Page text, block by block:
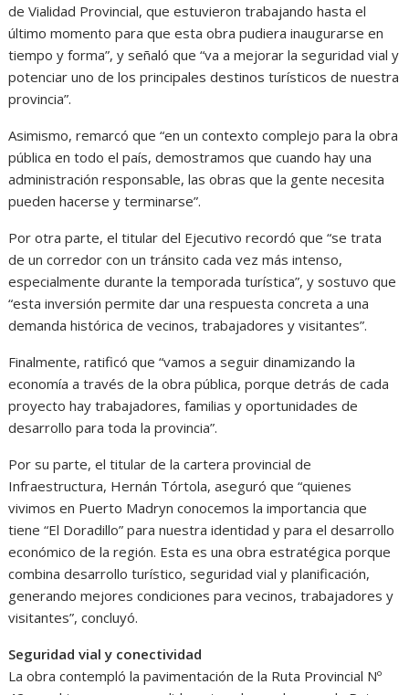
de Vialidad Provincial, que estuvieron trabajando hasta el
último momento para que esta obra pudiera inaugurarse en
tiempo y forma”, y señaló que “va a mejorar la seguridad vial y
potenciar uno de los principales destinos turísticos de nuestra
provincia”.
Asimismo, remarcó que “en un contexto complejo para la obra
pública en todo el país, demostramos que cuando hay una
administración responsable, las obras que la gente necesita
pueden hacerse y terminarse”.
Por otra parte, el titular del Ejecutivo recordó que “se trata
de un corredor con un tránsito cada vez más intenso,
especialmente durante la temporada turística”, y sostuvo que
“esta inversión permite dar una respuesta concreta a una
demanda histórica de vecinos, trabajadores y visitantes”.
Finalmente, ratificó que “vamos a seguir dinamizando la
economía a través de la obra pública, porque detrás de cada
proyecto hay trabajadores, familias y oportunidades de
desarrollo para toda la provincia”.
Por su parte, el titular de la cartera provincial de
Infraestructura, Hernán Tórtola, aseguró que “quienes
vivimos en Puerto Madryn conocemos la importancia que
tiene “El Doradillo” para nuestra identidad y para el desarrollo
económico de la región. Esta es una obra estratégica porque
combina desarrollo turístico, seguridad vial y planificación,
generando mejores condiciones para vecinos, trabajadores y
visitantes”, concluyó.
Seguridad vial y conectividad
La obra contempló la pavimentación de la Ruta Provincial Nº